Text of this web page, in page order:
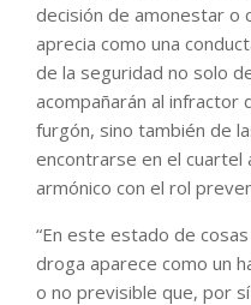
decisión de amonestar o
aprecia como una
de la seguridad no solo
acompañarán al infractor
furgón, sino también de
encontrarse en el cuartel
armónico con el rol
“En este estado de
droga aparece como un
o no previsible que, por